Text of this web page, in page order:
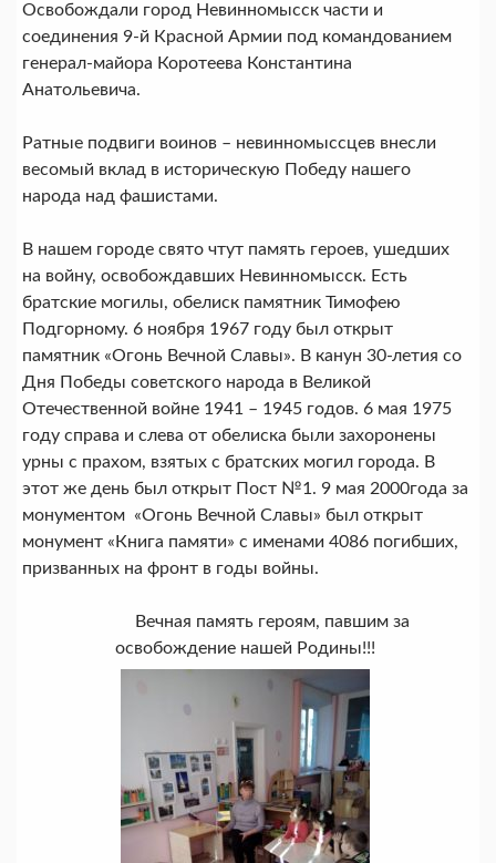
Освобождали город Невинномысск части и
соединения 9-й Красной Армии под командованием
генерал-майора Коротеева Константина
Анатольевича.
Ратные подвиги воинов – невинномыссцев внесли
весомый вклад в историческую Победу нашего
народа над фашистами.
В нашем городе свято чтут память героев, ушедших
на войну, освобождавших Невинномысск. Есть
братские могилы, обелиск памятник Тимофею
Подгорному. 6 ноября 1967 году был открыт
памятник «Огонь Вечной Славы». В канун 30-летия со
Дня Победы советского народа в Великой
Отечественной войне 1941 – 1945 годов. 6 мая 1975
году справа и слева от обелиска были захоронены
урны с прахом, взятых с братских могил города. В
этот же день был открыт Пост №1. 9 мая 2000года за
монументом «Огонь Вечной Славы» был открыт
монумент «Книга памяти» с именами 4086 погибших,
призванных на фронт в годы войны.
Вечная память героям, павшим за
освобождение нашей Родины!!!